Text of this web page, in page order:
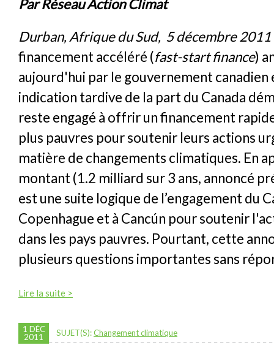
Par Réseau Action Climat
Durban, Afrique du Sud, 5 décembre 2011
financement accéléré (fast-start finance)
aujourd'hui par le gouvernement canadien
indication tardive de la part du Canada
reste engagé à offrir un financement
plus pauvres pour soutenir leurs actions
matière de changements climatiques. En
montant (1.2 milliard sur 3 ans, annoncé
est une suite logique de l’engagement du
Copenhague et à Cancún pour soutenir
dans les pays pauvres. Pourtant, cette
plusieurs questions importantes sans
Lire la suite >
1 DÉC
2011
SUJET(S):Changement climatique